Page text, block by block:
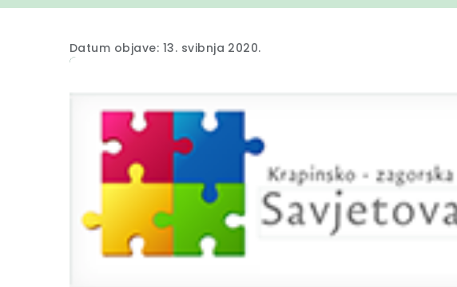
Datum objave: 13. svibnja 2020.